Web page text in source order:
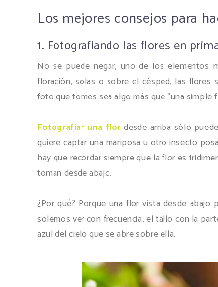
Los mejores consejos para
1. Fotografiando las flores en
No se puede negar, uno de los elementos
floración, solas o sobre el césped, las flores
foto que tomes sea algo más que "una
Fotografiar una flor desde arriba sólo
quiere captar una mariposa u otro insecto
hay que recordar siempre que la flor es
toman desde abajo.
¿Por qué? Porque una flor vista desde
solemos ver con frecuencia, el tallo con la
azul del cielo que se abre sobre ella.